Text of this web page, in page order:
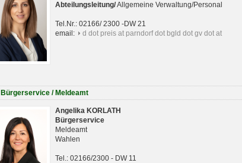
Abteilungsleitung/Allgemeine Verwaltung/Personal
Tel.Nr.: 02166/ 2300 -DW 21
email:
d dot preis at parndorf dot bgld dot gv dot at
Bürgerservice / Meldeamt
Angelika KORLATH
Bürgerservice
Meldeamt
Wahlen
Tel.: 02166/2300 - DW 11